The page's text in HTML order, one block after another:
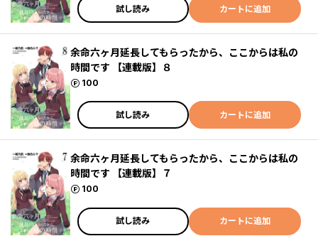
試し読み カートに追加
余命六ヶ月延長してもらったから、ここからは私の
時間です 【連載版】８
100
ポイント
試し読み カートに追加
余命六ヶ月延長してもらったから、ここからは私の
時間です 【連載版】７
100
ポイント
試し読み カートに追加